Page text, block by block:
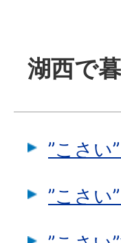
湖西で
”こさい
”こさい